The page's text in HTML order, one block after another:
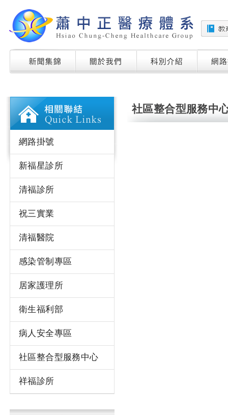
網路掛號
新福星診所
清福診所
祝三實業
清福醫院
感染管制專區
居家護理所
衛生福利部
病人安全專區
社區整合型服務中心
祥福診所
社區整合型服務中